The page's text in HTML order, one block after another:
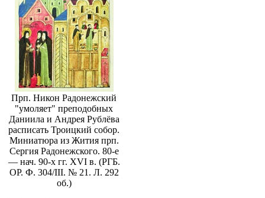
Прп. Никон Радонежский
"умоляет" преподобных
Даниила и Андрея Рублёва
расписать Троицкий собор.
Миниатюра из Жития прп.
Сергия Радонежского. 80-е
— нач. 90-х гг. XVI в. (РГБ.
ОР. Ф. 304/III. № 21. Л. 292
об.)